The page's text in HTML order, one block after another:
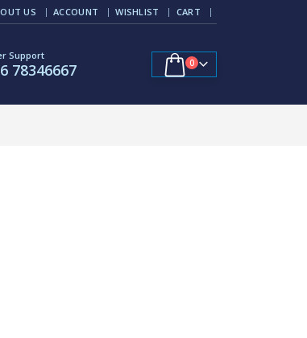
US ACCOUNT WISHLIST CART
Support
78346667 0